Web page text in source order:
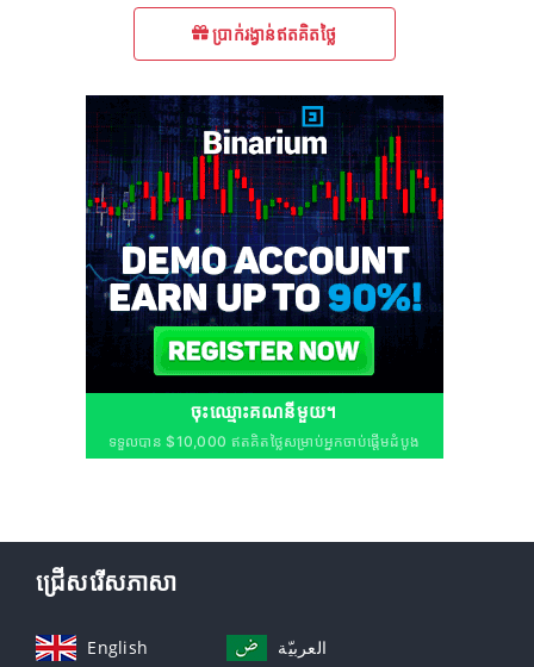
ប្រាក់រង្វាន់ឥតគិតថ្លៃ
ចុះឈ្មោះគណនីមួយ។
ទទួលបាន $10,000 ឥតគិតថ្លៃសម្រាប់អ្នកចាប់ផ្តើមដំបូង
ជ្រើសរើសភាសា
English العربيّة